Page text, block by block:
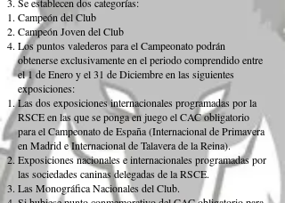
Campeón del Club
Campeón Joven del Club
Los puntos valederos para el Campeonato podrán
obtenerse exclusivamente en el periodo comprendido entre
el 1 de Enero y el 31 de Diciembre en las siguientes
exposiciones:
Las dos exposiciones internacionales programadas por la
RSCE en las que se ponga en juego el CAC obligatorio
para el Campeonato de España (Internacional de Primavera
en Madrid e Internacional de Talavera de la Reina).
Exposiciones nacionales e internacionales programadas por
las sociedades caninas delegadas de la RSCE.
Las Monográfica Nacionales del Club.